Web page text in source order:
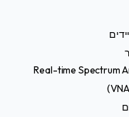
Real-time Spectrum